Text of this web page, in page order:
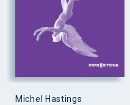
Michel Hastings